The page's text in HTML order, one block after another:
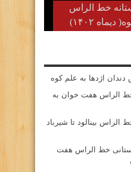
خط الراس
۱۴۰۲)
اژدها به علم کوه
الراس هفت خوان به
بینالود تا شیرباد
خط الراس هفت